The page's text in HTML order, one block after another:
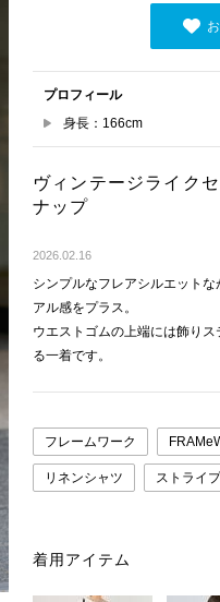
プロフィール
身長：166cm
ヴィンテージライク
ナップ
2026.02.16
シンプルなフレアシルエット
アル感をプラス。
ウエストゴムの上端には飾り
る一着です。
フレームワーク
リネンシャツ ストライ
着用アイテム